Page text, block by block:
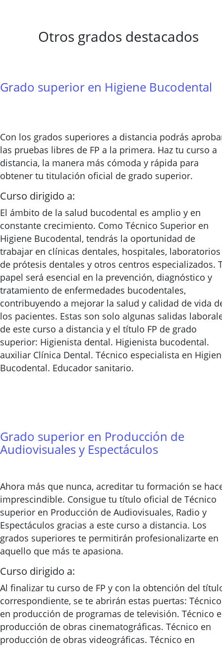
Otros grados destacados
Grado superior en Higiene Bucodental
Con los grados superiores a distancia podrás
las pruebas libres de FP a la primera. Haz tu curso a
distancia, la manera más cómoda y rápida para
obtener tu titulación oficial de grado superior.
Curso dirigido a:
El ámbito de la salud bucodental es amplio y en
constante crecimiento. Como Técnico Superior en
Higiene Bucodental, tendrás la oportunidad de
trabajar en clínicas dentales, hospitales, laboratorios
de prótesis dentales y otros centros especializados.
papel será esencial en la prevención, diagnóstico y
tratamiento de enfermedades bucodentales,
contribuyendo a mejorar la salud y calidad de vida
los pacientes. Estas son solo algunas salidas
de este curso a distancia y el título FP de grado
superior: Higienista dental. Higienista bucodental.
auxiliar Clínica Dental. Técnico especialista en
Bucodental. Educador sanitario.
Grado superior en Producción de
Audiovisuales y Espectáculos
Ahora más que nunca, acreditar tu formación se
imprescindible. Consigue tu título oficial de Técnico
superior en Producción de Audiovisuales, Radio y
Espectáculos gracias a este curso a distancia. Los
grados superiores te permitirán profesionalizarte en
aquello que más te apasiona.
Curso dirigido a:
Al finalizar tu curso de FP y con la obtención del
correspondiente, se te abrirán estas puertas: Técnico
en producción de programas de televisión. Técnico
producción de obras cinematográficas. Técnico en
producción de obras videográficas. Técnico en